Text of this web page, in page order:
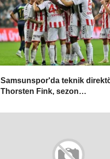
Samsunspor'da teknik
Thorsten Fink, sezon